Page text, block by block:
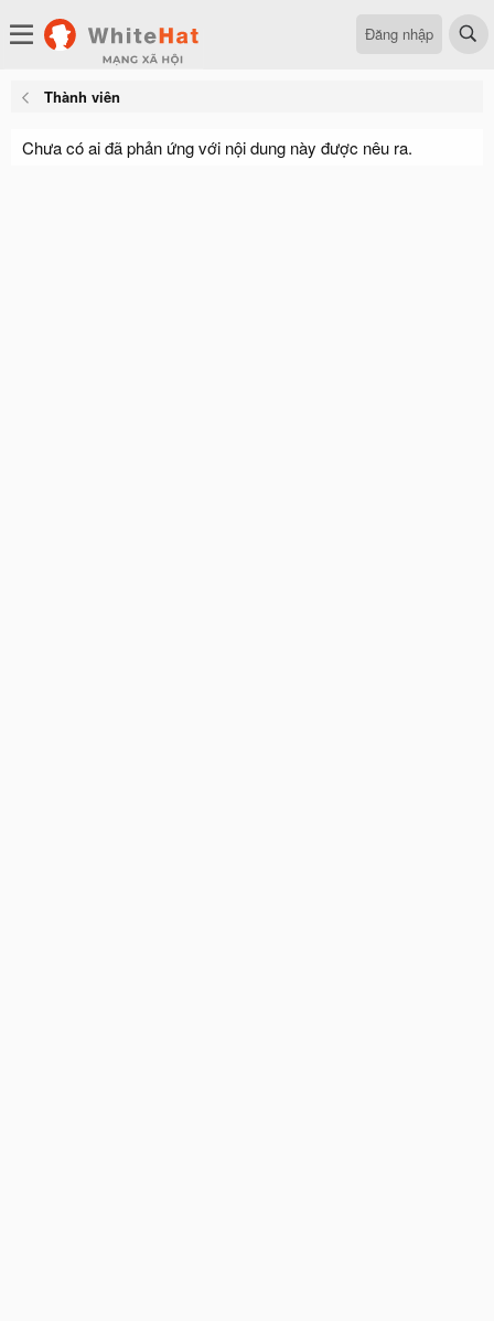
Đăng nhập
Thành viên
Chưa có ai đã phản ứng với nội dung này được nêu ra.